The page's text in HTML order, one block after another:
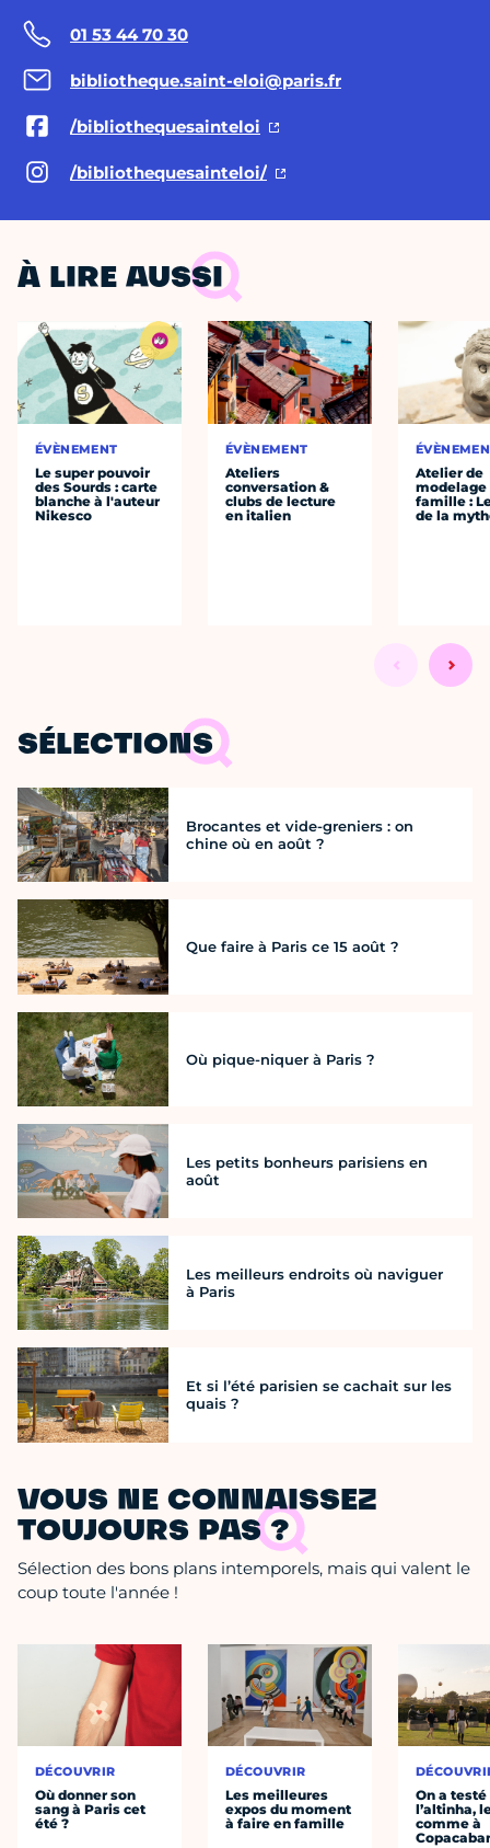
01 53 44 70 30
bibliotheque.saint-eloi@paris.fr
/bibliothequesainteloi
/bibliothequesainteloi/
À LIRE AUSSI
ÉVÈNEMENT
Le super pouvoir
des Sourds : carte
blanche à l'auteur
Nikesco
ÉVÈNEMENT
Ateliers
conversation &
clubs de lecture
en italien
Atelier de
modelage
famille :
de la
SÉLECTIONS
Brocantes et vide-greniers : on
chine où en août ?
Que faire à Paris ce 15 août ?
Où pique-niquer à Paris ?
Les petits bonheurs parisiens en
août
Les meilleurs endroits où naviguer
à Paris
Et si l’été parisien se cachait sur les
quais ?
VOUS NE CONNAISSEZ
TOUJOURS PAS ?
Sélection des bons plans intemporels, mais qui valent le
coup toute l'année !
DÉCOUVRIR
Où donner son
sang à Paris cet
été ?
DÉCOUVRIR
Les meilleures
expos du moment
à faire en famille
On a testé
l’altinha,
comme à